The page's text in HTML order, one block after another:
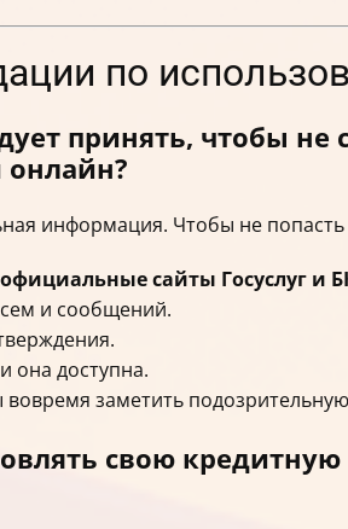
по
принять, чтобы
информация. Чтобы не
сайты Госуслуг и
и сообщений.
она доступна.
заметить
свою